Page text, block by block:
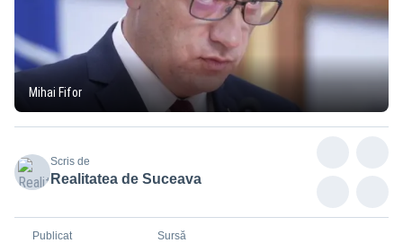
Mihai Fifor
Scris de
Realitatea de Suceava
Publicat Sursă